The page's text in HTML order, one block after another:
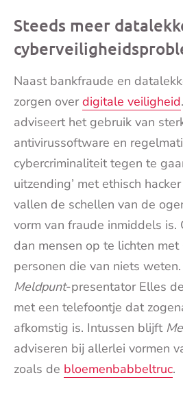
Steeds meer
Naast bankfraude en
zorgen overdigitale veiligheid.
adviseert het gebruik van
antivirussoftware en
cybercriminaliteit tegen te
uitzending’ met ethisch
vallen de schellen van de
vorm van fraude inmiddels is.
dan mensen op te lichten
personen die van niets
Meldpunt-presentator Elles
met een telefoontje dat
afkomstig is. Intussen blijft
adviseren bij allerlei vormen
zoals de bloemenbabbeltruc.